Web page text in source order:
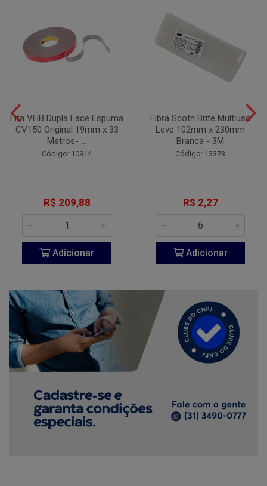
Fita VHB Dupla Face Espuma
CV150 Original 19mm x 33
Metros- ...
Código: 10914
R$ 209,88
Adicionar
Fibra Scoth Brite Multiuso
Leve 102mm x 230mm
Branca - 3M
Código: 13373
R$ 2,27
Adicionar